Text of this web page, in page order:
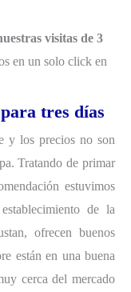
visitas de 3
en un solo click en
tres días
y los precios no son
Tratando de primar
estuvimos
de la
ofrecen buenos
están en una buena
cerca del mercado